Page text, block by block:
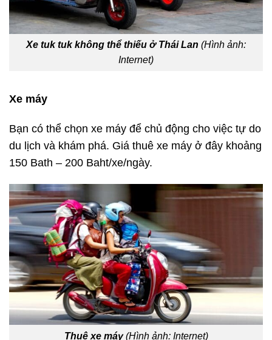
Xe tuk tuk không thể thiếu ở Thái Lan (Hình ảnh:
Internet)
Xe máy
Bạn có thể chọn xe máy để chủ động cho việc tự do
du lịch và khám phá. Giá thuê xe máy ở đây khoảng
150 Bath – 200 Baht/xe/ngày.
Thuê xe máy(Hình ảnh: Internet)